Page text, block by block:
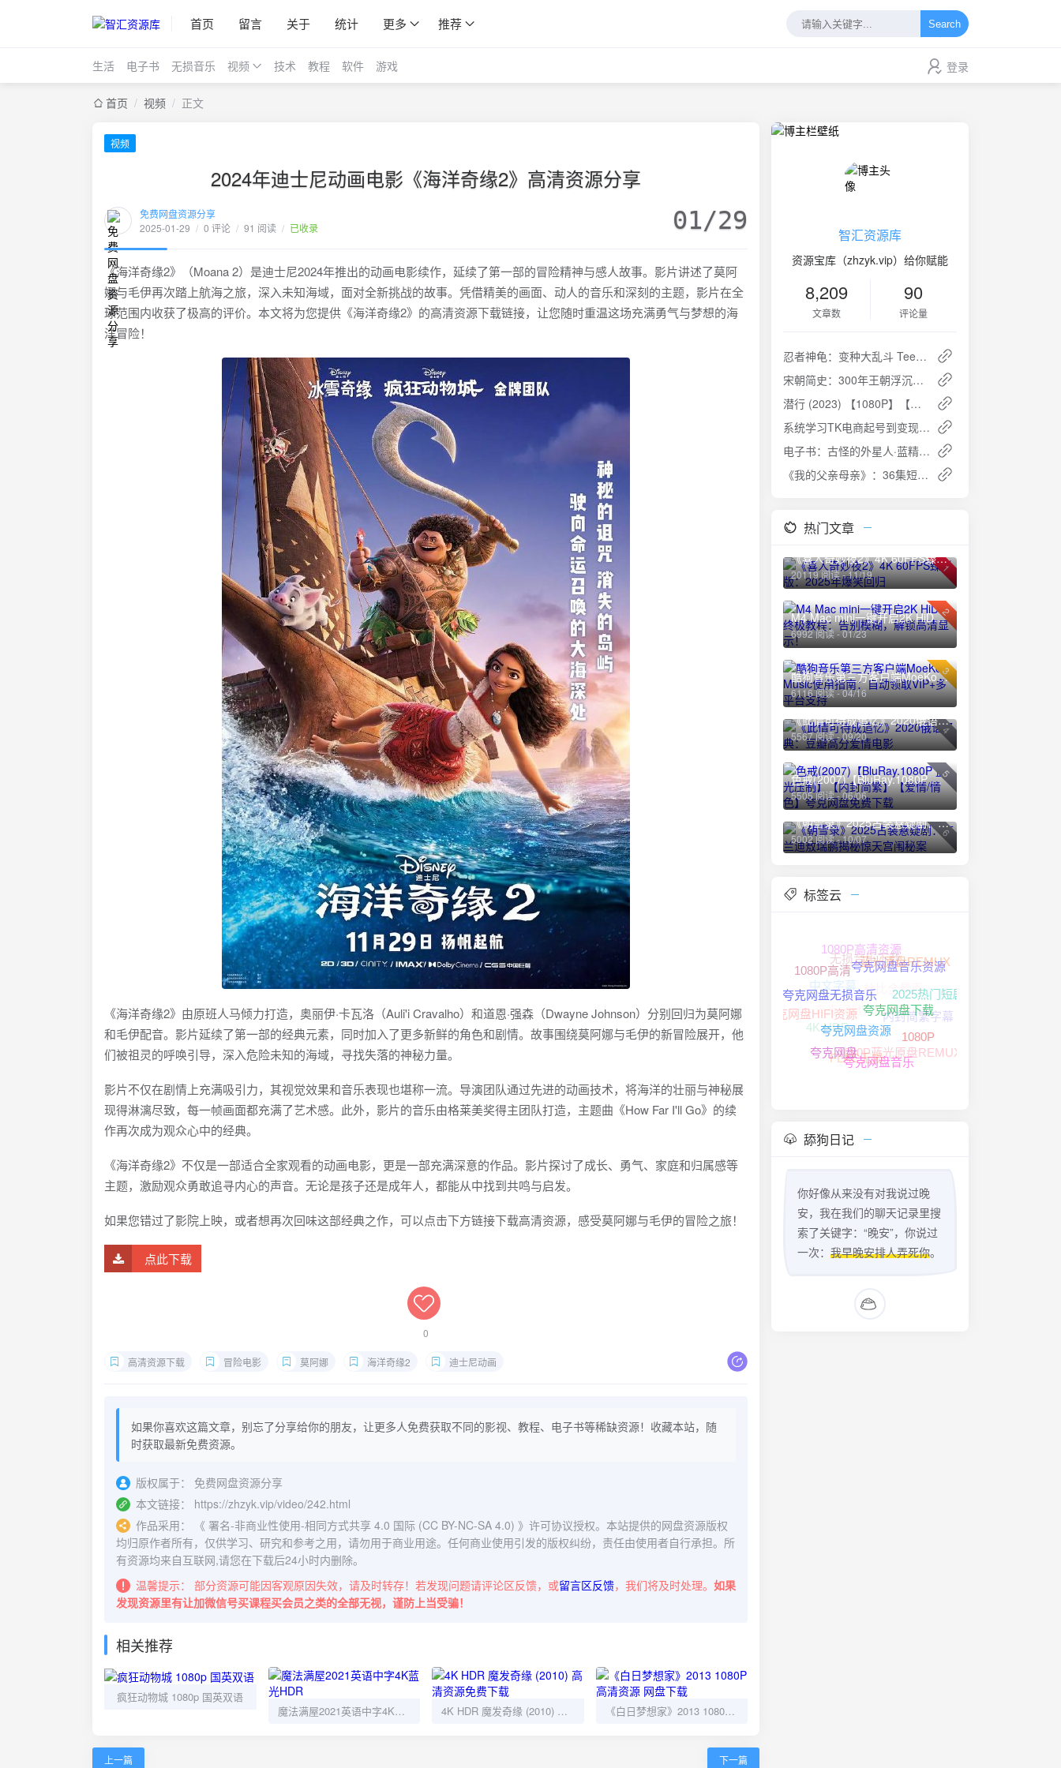
首页 留言 关于 统计 更多 推荐 Search
生活 电子书 无损音乐 视频 技术 教程 软件 游戏 登录
首页 / 视频 / 正文
视频
2024年迪士尼动画电影《海洋奇缘2》高清资源分享
免费网盘资源分享
2025-01-29 / 0 评论 / 91 阅读 / 已收录 01/29
《海洋奇缘2》（Moana 2）是迪士尼2024年推出的动画电影续作，延续了第一部的冒险精神与感人故事。影片讲述了莫阿
娜与毛伊再次踏上航海之旅，深入未知海域，面对全新挑战的故事。凭借精美的画面、动人的音乐和深刻的主题，影片在全
球范围内收获了极高的评价。本文将为您提供《海洋奇缘2》的高清资源下载链接，让您随时重温这场充满勇气与梦想的海
洋冒险！
《海洋奇缘2》由原班人马倾力打造，奥丽伊·卡瓦洛（Auli'i Cravalho）和道恩·强森（Dwayne Johnson）分别回归为莫阿娜
和毛伊配音。影片延续了第一部的经典元素，同时加入了更多新鲜的角色和剧情。故事围绕莫阿娜与毛伊的新冒险展开，他
们被祖灵的呼唤引导，深入危险未知的海域，寻找失落的神秘力量。
影片不仅在剧情上充满吸引力，其视觉效果和音乐表现也堪称一流。导演团队通过先进的动画技术，将海洋的壮丽与神秘展
现得淋漓尽致，每一帧画面都充满了艺术感。此外，影片的音乐由格莱美奖得主团队打造，主题曲《How Far I'll Go》的续
作再次成为观众心中的经典。
《海洋奇缘2》不仅是一部适合全家观看的动画电影，更是一部充满深意的作品。影片探讨了成长、勇气、家庭和归属感等
主题，激励观众勇敢追寻内心的声音。无论是孩子还是成年人，都能从中找到共鸣与启发。
如果您错过了影院上映，或者想再次回味这部经典之作，可以点击下方链接下载高清资源，感受莫阿娜与毛伊的冒险之旅！
点此下载
0
高清资源下载 冒险电影 莫阿娜 海洋奇缘2 迪士尼动画
如果你喜欢这篇文章，别忘了分享给你的朋友，让更多人免费获取不同的影视、教程、电子书等稀缺资源！收藏本站，随
时获取最新免费资源。
版权属于：
免费网盘资源分享
本文链接：
https://zhzyk.vip/video/242.html
作品采用：
《 署名-非商业性使用-相同方式共享 4.0 国际 (CC BY-NC-SA 4.0) 》许可协议授权。本站提供的网盘资源版权
均归原作者所有，仅供学习、研究和参考之用，请勿用于商业用途。任何商业使用引发的版权纠纷，责任由使用者自行承担。所
有资源均来自互联网,请您在下载后24小时内删除。
温馨提示：
部分资源可能因客观原因失效，请及时转存！若发现问题请评论区反馈，或留言区反馈，我们将及时处理。 如果
发现资源里有让加微信号买课程买会员之类的全部无视，谨防上当受骗！
相关推荐
疯狂动物城 1080p 国英双语
魔法满屋2021英语中字4K蓝光HDR
4K HDR 魔发奇缘 (2010) 高清资源免费下载 《白日梦想家》2013 1080P 高清资源 网盘下载
上一篇 下一篇
智汇资源库
资源宝库（zhzyk.vip）给你赋能
8,209
文章数
90
评论量
忍者神龟：变种大乱斗 Teenage Mutant Ninja Turtles: Mutant Mayhem 2160p Remux (2023)
宋朝简史：300年王朝浮沉与文化巅峰 [历史传记]
潜行 (2023) 【1080P】【粤语中英双字】：刘德华演绎暗网毒枭的疯狂与毁灭
系统学习TK电商起号到变现：从零到盈利的全流程指南
电子书：古怪的外星人·蓝精灵智慧篇 [小说文学] [pdf+全格式]
《我的父亲母亲》：36集短剧，讲述爱与家庭的力量
热门文章
1
《喜人奇妙夜2》4K 60FPS臻彩版：2025年爆笑回归
20119 阅读 - 11/19
2
M4 Mac mini一键开启2K HiDPI终极教程：告别模糊，解锁高清显示！
6992 阅读 - 01/23
3
酷狗音乐第三方客户端MoeKoe Music使用指南：自动领取VIP+多平台支持
6116 阅读 - 04/16
4
《此情可待成追忆》2020俄语经典：豆瓣高分爱情电影
5567 阅读 - 09/20
5
色戒(2007)【BluRay.1080P 蓝光压制】【内封简繁】【爱情/情色】夸克网盘免费下载
5505 阅读 - 06/06
6
《朝雪录》2025古装悬疑剧：李兰迪敖瑞鹏揭秘惊天宫闱秘案
5002 阅读 - 10/07
标签云
夸克网盘无损音乐
夸克网盘资源
夸克网盘下载
1080P高清资源
1080P高清
夸克网盘HIFI资源
夸克网盘
夸克网盘音乐
1080P
2025热门短剧
蓝光原盘REMUX
无损音乐下载
中文字幕
4K HDR
FLAC无损
1080P蓝光原盘REMUX
内封简繁字幕
杜比全景声
夸克网盘无损音源
舔狗日记
你好像从来没有对我说过晚
安，我在我们的聊天记录里搜
索了关键字：“晚安”，你说过
一次： 我早晚安排人弄死你。